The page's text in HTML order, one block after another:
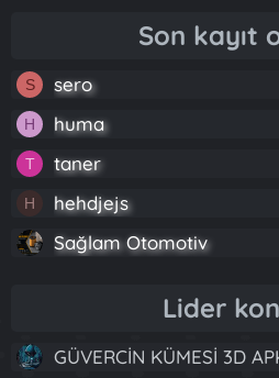
Son kayıt
S sero
H huma
T taner
H hehdjejs
Sağlam Otomotiv
Lider
GÜVERCİN KÜMESİ 3D